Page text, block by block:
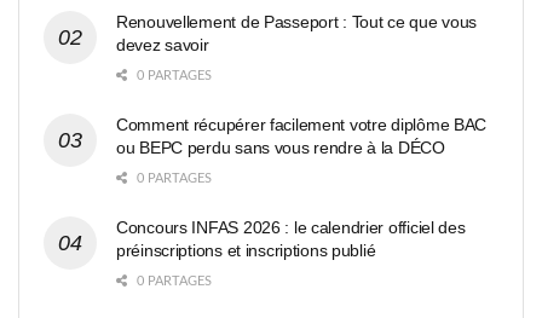
Renouvellement de Passeport : Tout ce que vous
devez savoir
0 PARTAGES
Comment récupérer facilement votre diplôme BAC
ou BEPC perdu sans vous rendre à la DÉCO
0 PARTAGES
Concours INFAS 2026 : le calendrier officiel des
préinscriptions et inscriptions publié
0 PARTAGES